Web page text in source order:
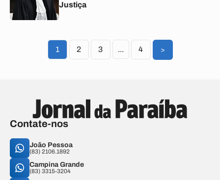
Justiça
1 2 3 ... 4 >
Contate-nos
João Pessoa
(83) 2106.1892
Campina Grande
(83) 3315-3204